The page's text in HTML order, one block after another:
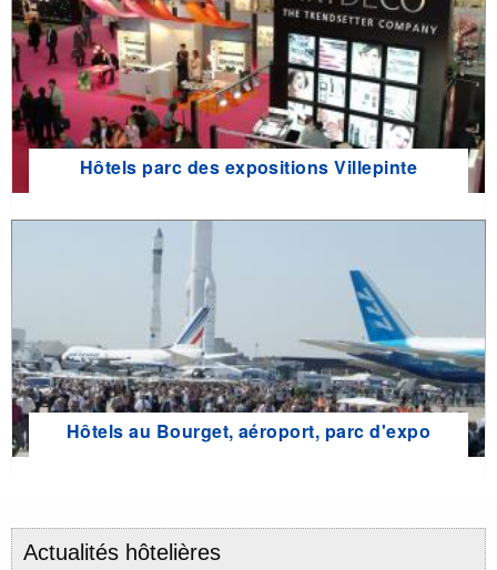
Hôtels parc des expositions Villepinte
Hôtels au Bourget, aéroport, parc d'expo
Actualités hôtelières